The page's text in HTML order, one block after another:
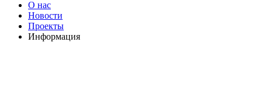
О нас
Новости
Проекты
Информация